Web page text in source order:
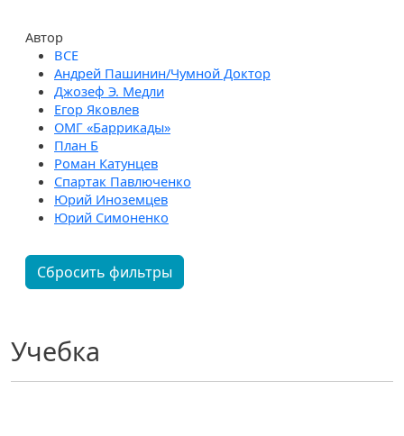
Учебка
Автор
Андрей Пашинин/Чумной Доктор
Джозеф Э. Медли
Егор Яковлев
ОМГ «Баррикады»
План Б
Роман Катунцев
Спартак Павлюченко
Юрий Иноземцев
Юрий Симоненко
Сбросить фильтры